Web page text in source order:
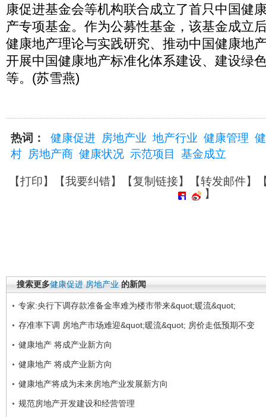
康促进基金会等机构联合成立了首只中国健
产专项基金。作为公募性基金，该基金成立
健康地产理论与实践研究、推动中国健康地
开展中国健康地产标准化体系建设、建设绿
等。(苏雪燕)
热词： 健康促进 房地产业 地产行业 健康管理
村 房地产商 健康状况 示范项目 基金成立
【打印】【我要纠错】【复制链接】【转发邮件】
】
搜索更多健康促进 房地产业 的新闻
专家:央行下调存款准备金率难为楼市带来&quot;暖流&quot;
存准率下调 房地产市场难迎&quot;暖流&quot; 房价走低预期不变
健康地产 将成产业新方向
健康地产 将成产业新方向
健康地产将成为未来房地产业发展新方向
规范房地产开发建设和经营管理